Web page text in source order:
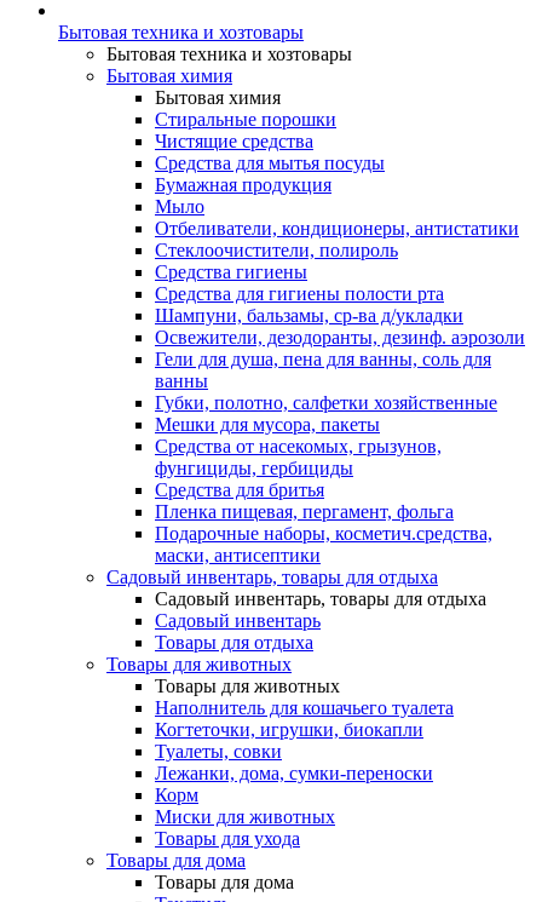
Бытовая техника и хозтовары
Бытовая техника и хозтовары
Бытовая химия
Бытовая химия
Стиральные порошки
Чистящие средства
Средства для мытья посуды
Бумажная продукция
Мыло
Отбеливатели, кондиционеры, антистатики
Стеклоочистители, полироль
Средства гигиены
Средства для гигиены полости рта
Шампуни, бальзамы, ср-ва д/укладки
Освежители, дезодоранты, дезинф. аэрозоли
Гели для душа, пена для ванны, соль для
ванны
Губки, полотно, салфетки хозяйственные
Мешки для мусора, пакеты
Средства от насекомых, грызунов,
фунгициды, гербициды
Средства для бритья
Пленка пищевая, пергамент, фольга
Подарочные наборы, косметич.средства,
маски, антисептики
Садовый инвентарь, товары для отдыха
Садовый инвентарь, товары для отдыха
Садовый инвентарь
Товары для отдыха
Товары для животных
Товары для животных
Наполнитель для кошачьего туалета
Когтеточки, игрушки, биокапли
Туалеты, совки
Лежанки, дома, сумки-переноски
Корм
Миски для животных
Товары для ухода
Товары для дома
Товары для дома